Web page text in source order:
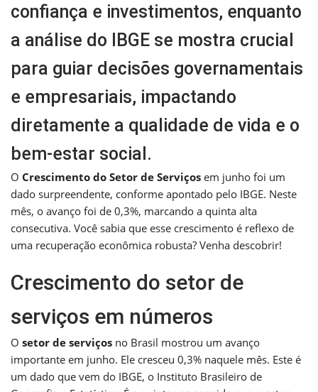
confiança e investimentos, enquanto
a análise do IBGE se mostra crucial
para guiar decisões governamentais
e empresariais, impactando
diretamente a qualidade de vida e o
bem-estar social.
O Crescimento do Setor de Serviços em junho foi um
dado surpreendente, conforme apontado pelo IBGE. Neste
mês, o avanço foi de 0,3%, marcando a quinta alta
consecutiva. Você sabia que esse crescimento é reflexo de
uma recuperação econômica robusta? Venha descobrir!
Crescimento do setor de
serviços em números
O setor de serviços no Brasil mostrou um avanço
importante em junho. Ele cresceu 0,3% naquele mês. Este é
um dado que vem do IBGE, o Instituto Brasileiro de